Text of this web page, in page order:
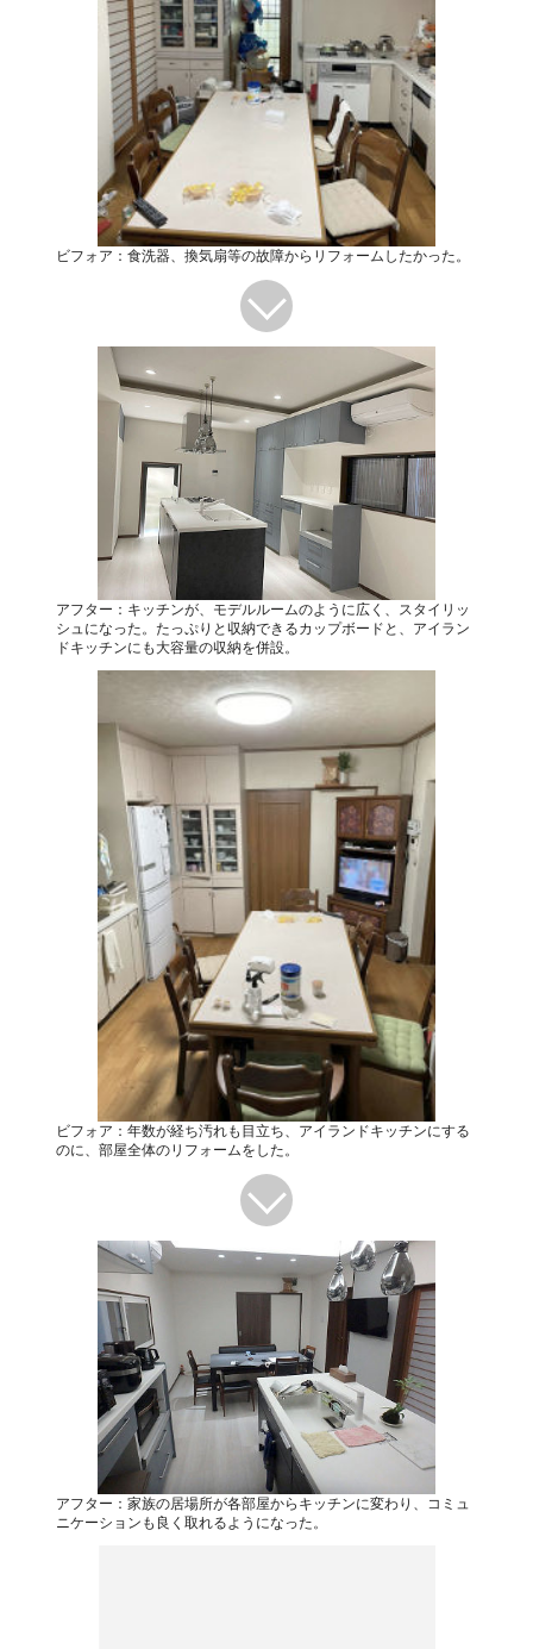
ビフォア：食洗器、換気扇等の故障からリフォームしたかった。
アフター：キッチンが、モデルルームのように広く、スタイリッ
シュになった。たっぷりと収納できるカップボードと、アイラン
ドキッチンにも大容量の収納を併設。
ビフォア：年数が経ち汚れも目立ち、アイランドキッチンにする
のに、部屋全体のリフォームをした。
アフター：家族の居場所が各部屋からキッチンに変わり、コミュ
ニケーションも良く取れるようになった。